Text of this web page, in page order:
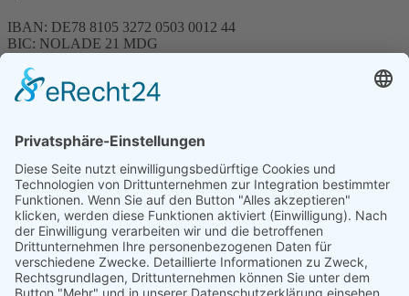
IBAN: DE78 8105 3272 0503 0012 44
BIC: NOLADE 21 MDG
Spenden können steuerlich abgesetzt werden
Förderung
© 1987 – 2025
Storchenhof Loburg e.V.
Alle Rechte vorbehalten.
Cookie-Einstellungen